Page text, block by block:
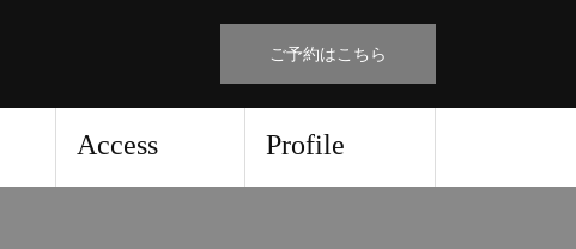
ご予約はこちら
Access Profile